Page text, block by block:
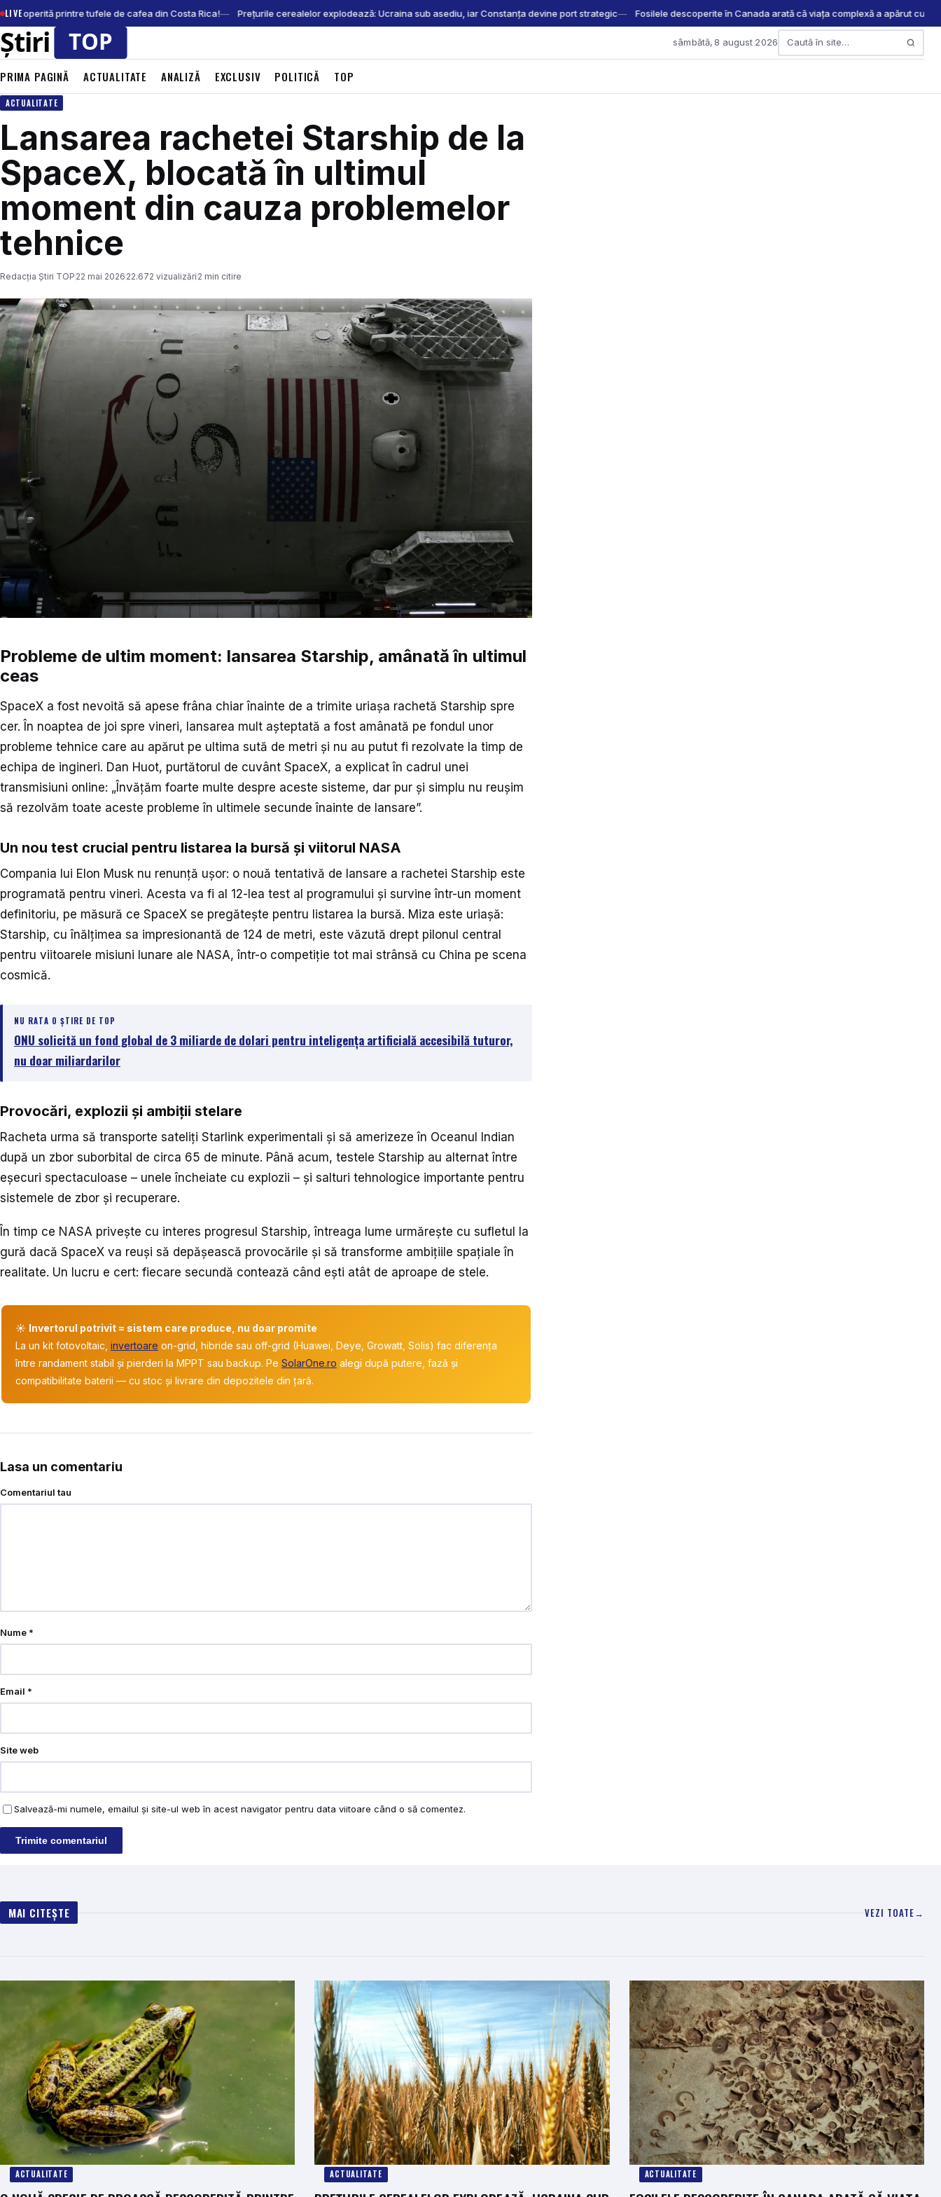
LIVE printre tufele de cafea din Costa Rica! Prețurile cerealelor explodează: Ucraina sub asediu, iar Constanța devine port strategic Fosilele descoperite în Canada arată că viața complexă a apărut cu
sâmbătă, 8 august 2026 Caută
PRIMA PAGINĂ ACTUALITATE ANALIZĂ EXCLUSIV POLITICĂ TOP
ACTUALITATE
Lansarea rachetei Starship de la
SpaceX, blocată în ultimul
moment din cauza problemelor
tehnice
Redacția Știri TOP 22 mai 2026 22.672 vizualizări 2 min citire
Probleme de ultim moment: lansarea Starship, amânată în ultimul
ceas
SpaceX a fost nevoită să apese frâna chiar înainte de a trimite uriașa rachetă Starship spre
cer. În noaptea de joi spre vineri, lansarea mult așteptată a fost amânată pe fondul unor
probleme tehnice care au apărut pe ultima sută de metri și nu au putut fi rezolvate la timp de
echipa de ingineri. Dan Huot, purtătorul de cuvânt SpaceX, a explicat în cadrul unei
transmisiuni online: „Învățăm foarte multe despre aceste sisteme, dar pur și simplu nu reușim
să rezolvăm toate aceste probleme în ultimele secunde înainte de lansare”.
Un nou test crucial pentru listarea la bursă și viitorul NASA
Compania lui Elon Musk nu renunță ușor: o nouă tentativă de lansare a rachetei Starship este
programată pentru vineri. Acesta va fi al 12-lea test al programului și survine într-un moment
definitoriu, pe măsură ce SpaceX se pregătește pentru listarea la bursă. Miza este uriașă:
Starship, cu înălțimea sa impresionantă de 124 de metri, este văzută drept pilonul central
pentru viitoarele misiuni lunare ale NASA, într-o competiție tot mai strânsă cu China pe scena
cosmică.
NU RATA O ȘTIRE DE TOP
ONU solicită un fond global de 3 miliarde de dolari pentru inteligența artificială accesibilă tuturor,
nu doar miliardarilor
Provocări, explozii și ambiții stelare
Racheta urma să transporte sateliți Starlink experimentali și să amerizeze în Oceanul Indian
după un zbor suborbital de circa 65 de minute. Până acum, testele Starship au alternat între
eșecuri spectaculoase – unele încheiate cu explozii – și salturi tehnologice importante pentru
sistemele de zbor și recuperare.
În timp ce NASA privește cu interes progresul Starship, întreaga lume urmărește cu sufletul la
gură dacă SpaceX va reuși să depășească provocările și să transforme ambițiile spațiale în
realitate. Un lucru e cert: fiecare secundă contează când ești atât de aproape de stele.
☀️ Invertorul potrivit = sistem care produce, nu doar promite
La un kit fotovoltaic, invertoare on-grid, hibride sau off-grid (Huawei, Deye, Growatt, Solis) fac diferența
între randament stabil și pierderi la MPPT sau backup. Pe SolarOne.ro alegi după putere, fază și
compatibilitate baterii — cu stoc și livrare din depozitele din țară.
Lasa un comentariu
Comentariul tau
Nume *
Email *
Site web
Salvează-mi numele, emailul și site-ul web în acest navigator pentru data viitoare când o să comentez.
MAI CITEȘTE VEZI TOATE→
ACTUALITATE ACTUALITATE ACTUALITATE